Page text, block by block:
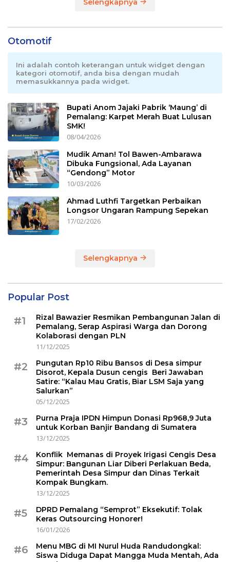
Otomotif
Ini adalah contoh keterangan untuk widget dengan
kategori otomotif, anda bisa dengan mudah
memasukkannya pada widget.
Bupati Anom Jajaki Pabrik ‘Maung’ di
Pemalang: Karpet Merah Buat Lulusan
SMK!
08/04/2026
Mudik Aman! Tol Bawen-Ambarawa
Dibuka Fungsional, Ada Layanan
“Gendong” Motor
10/03/2026
Ahmad Luthfi Targetkan Perbaikan
Longsor Ungaran Rampung Sepekan
17/02/2026
Selengkapnya
Popular Post
#1
Rizal Bawazier Resmikan Pembangunan Jalan di
Pemalang, Serap Aspirasi Warga dan Dorong
Kolaborasi dengan PLN
11/12/2025
#2
Pungutan Rp10 Ribu Bansos di Desa simpur
Disorot, Kepala Dusun cengis Beri Jawaban
Satire: “Kalau Mau Gratis, Biar LSM Saja yang
Salurkan”
05/12/2025
#3
Purna Praja IPDN Himpun Donasi Rp968,9 Juta
untuk Korban Banjir Bandang di Sumatera
13/12/2025
#4
Konflik Memanas di Proyek Irigasi Cengis Desa
Simpur: Bangunan Liar Diberi Perlakuan Beda,
Pemerintah Desa Simpur dan Dinas Terkait
Kompak Bungkam.
13/12/2025
#5
DPRD Pemalang “Semprot” Eksekutif: Tolak
Keras Outsourcing Honorer!
16/01/2026
#6
Menu MBG di MI Nurul Huda Randudongkal:
Siswa Diduga Dapat Mangga Muda Mentah, Ada